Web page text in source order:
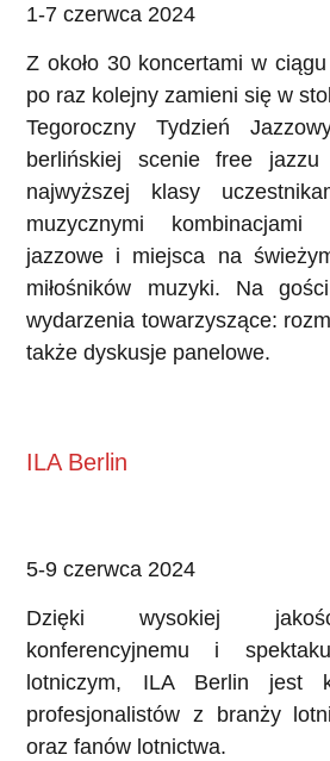
1-7 czerwca 2024
Z około 30 koncertami w
po raz kolejny zamieni się w
Tegoroczny Tydzień
berlińskiej scenie free
najwyższej klasy
muzycznymi kombinacjami
jazzowe i miejsca na
miłośników muzyki. Na
wydarzenia towarzyszące:
także dyskusje panelowe.
ILA Berlin
5-9 czerwca 2024
Dzięki wysokiej
konferencyjnemu i
lotniczym, ILA Berlin jest
profesjonalistów z branży
oraz fanów lotnictwa.